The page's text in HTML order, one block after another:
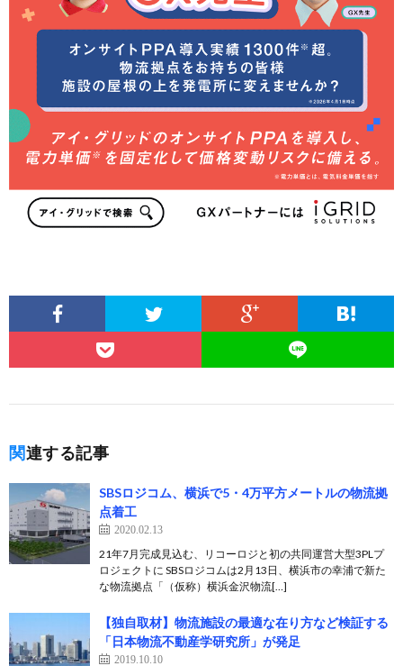
関連する記事
SBSロジコム、横浜で5・4万平方メートルの物流拠
点着工
2020.02.13
21年7月完成見込む、リコーロジと初の共同運営大型3PLプ
ロジェクトに SBSロジコムは2月13日、横浜市の幸浦で新た
な物流拠点「（仮称）横浜金沢物流[…]
【独自取材】物流施設の最適な在り方など検証する
「日本物流不動産学研究所」が発足
2019.10.10